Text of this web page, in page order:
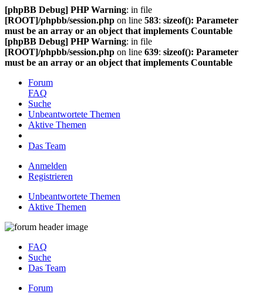
[phpBB Debug] PHP Warning: in file
[ROOT]/phpbb/session.php on line 583: sizeof(): Parameter
must be an array or an object that implements Countable
[phpBB Debug] PHP Warning: in file
[ROOT]/phpbb/session.php on line 639: sizeof(): Parameter
must be an array or an object that implements Countable
Forum
FAQ
Suche
Unbeantwortete Themen
Aktive Themen
Das Team
Anmelden
Registrieren
Unbeantwortete Themen
Aktive Themen
FAQ
Suche
Das Team
Forum